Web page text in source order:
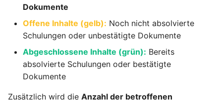
Dokumente
Offene Inhalte (gelb): Noch nicht absolvierte
Schulungen oder unbestätigte Dokumente
Abgeschlossene Inhalte (grün): Bereits
absolvierte Schulungen oder bestätigte
Dokumente
Zusätzlich wird die Anzahl der betroffenen